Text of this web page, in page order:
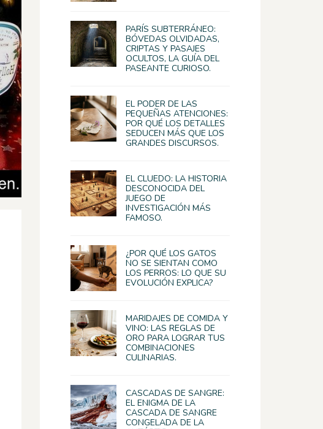
PARÍS SUBTERRÁNEO:
BÓVEDAS OLVIDADAS,
CRIPTAS Y PASAJES
OCULTOS, LA GUÍA DEL
PASEANTE CURIOSO.
EL PODER DE LAS
PEQUEÑAS ATENCIONES:
POR QUÉ LOS DETALLES
SEDUCEN MÁS QUE LOS
GRANDES DISCURSOS.
EL CLUEDO: LA HISTORIA
DESCONOCIDA DEL
JUEGO DE
INVESTIGACIÓN MÁS
FAMOSO.
¿POR QUÉ LOS GATOS
NO SE SIENTAN COMO
LOS PERROS: LO QUE SU
EVOLUCIÓN EXPLICA?
MARIDAJES DE COMIDA Y
VINO: LAS REGLAS DE
ORO PARA LOGRAR TUS
COMBINACIONES
CULINARIAS.
CASCADAS DE SANGRE:
EL ENIGMA DE LA
CASCADA DE SANGRE
CONGELADA DE LA